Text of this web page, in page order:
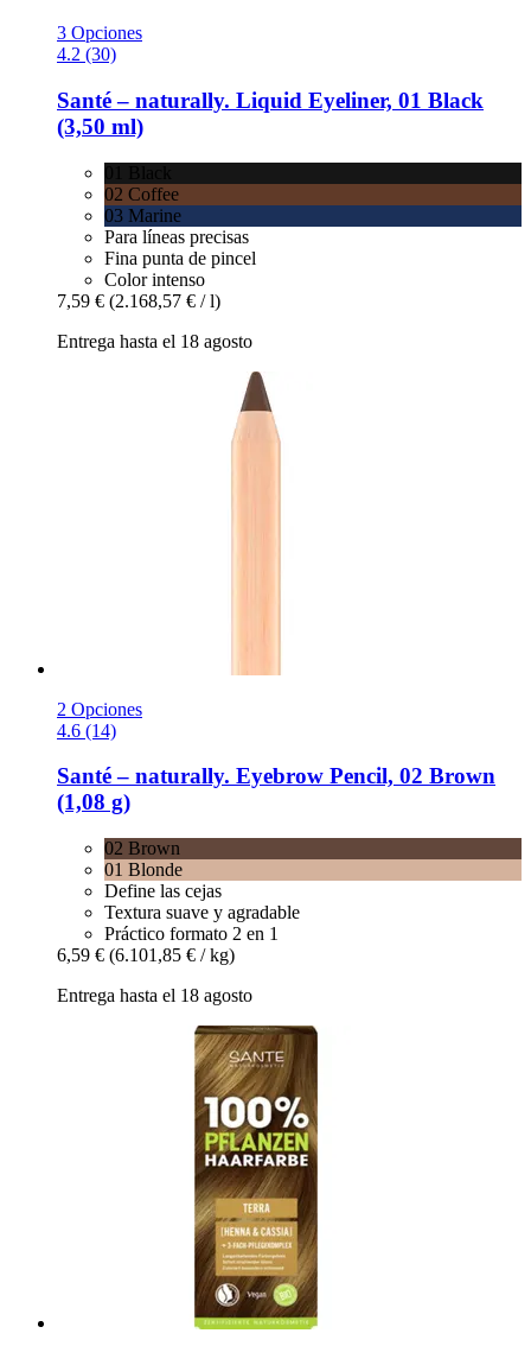
3 Opciones
4.2 (30)
Santé – naturally. Liquid Eyeliner, 01 Black
(3,50 ml)
02 Coffee
03 Marine
Para líneas precisas
Fina punta de pincel
Color intenso
7,59 € (2.168,57 € / l)
Entrega hasta el 18 agosto
2 Opciones
4.6 (14)
Santé – naturally. Eyebrow Pencil, 02 Brown
(1,08 g)
02 Brown
01 Blonde
Define las cejas
Textura suave y agradable
Práctico formato 2 en 1
6,59 € (6.101,85 € / kg)
Entrega hasta el 18 agosto